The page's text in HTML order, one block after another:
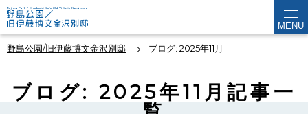
MENU
野島公園/旧伊藤博文金沢別邸 ブログ: 2025年11月
ブログ: 2025年11月記事一